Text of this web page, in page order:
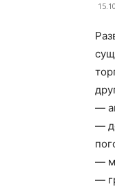
—
—
—
—